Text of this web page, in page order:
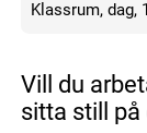
Klassrum, dag,
Vill du
sitta still på